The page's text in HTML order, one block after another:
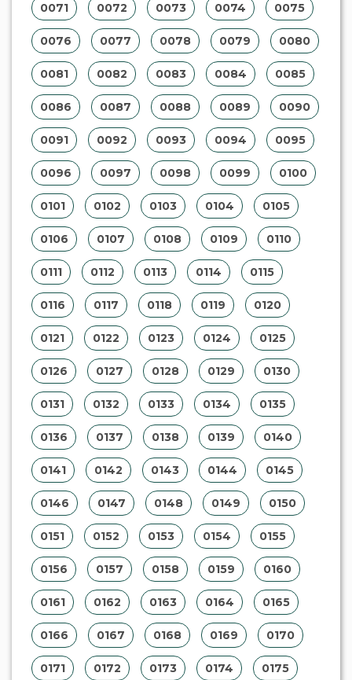
0071 0072 0073 0074 0075
0076 0077 0078 0079 0080
0081 0082 0083 0084 0085
0086 0087 0088 0089 0090
0091 0092 0093 0094 0095
0096 0097 0098 0099 0100
0101 0102 0103 0104 0105
0106 0107 0108 0109 0110
0111 0112 0113 0114 0115
0116 0117 0118 0119 0120
0121 0122 0123 0124 0125
0126 0127 0128 0129 0130
0131 0132 0133 0134 0135
0136 0137 0138 0139 0140
0141 0142 0143 0144 0145
0146 0147 0148 0149 0150
0151 0152 0153 0154 0155
0156 0157 0158 0159 0160
0161 0162 0163 0164 0165
0166 0167 0168 0169 0170
0171 0172 0173 0174 0175